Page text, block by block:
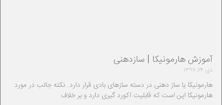
آموزش هارمونیکا | سازدهنی
دی ۲۴, ۱۳۹۷
هارمونیکا یا ساز دهنی در دسته سازهای بادی قرار دارد. نکته جالب در مورد
هارمونیکا این است که قابلیت آکورد گیری دارد و بر خلاف